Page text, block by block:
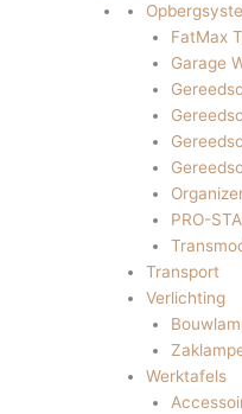
FatMax
Garage
PRO-
Transport
Verlichting
Werktafels